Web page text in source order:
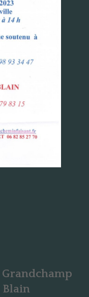
Grandchamp
Blain